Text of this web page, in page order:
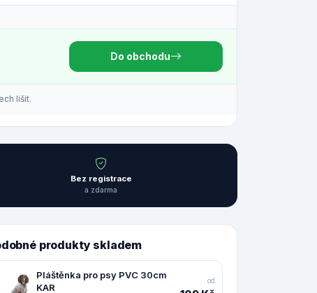
Do obchodu
lišit.
Bez registrace
a zdarma
produkty skladem
Pláštěnka pro psy PVC 30cm
KAR
od